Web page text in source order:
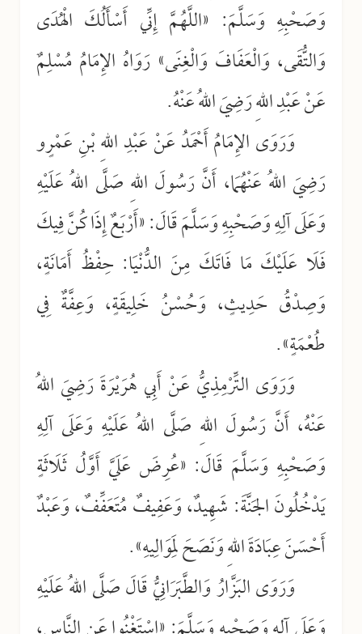
وَصَحْبِهِ وَسَلَّمَ: «اللَّهُمَّ إِنِّي أَسْأَلُكَ الْهُدَى
وَالتُّقَى، وَالْعَفَافَ وَالْغِنَى» رَوَاهُ الإِمَامُ مُسْلِمٌ
عَنْ عَبْدِ اللهِ رَضِيَ اللهُ عَنْهُ.
وَرَوَى الإِمَامُ أَحْمَدُ عَنْ عَبْدِ اللهِ بْنِ عَمْرٍو
رَضِيَ اللهُ عَنْهُمَا، أَنَّ رَسُولَ اللهِ صَلَّى اللهُ عَلَيْهِ
وَعَلَى آلِهِ وَصَحْبِهِ وَسَلَّمَ قَالَ: «أَرْبَعٌ إِذَا كُنَّ فِيكَ
فَلَا عَلَيْكَ مَا فَاتَكَ مِنَ الدُّنْيَا: حِفْظُ أَمَانَةٍ،
وَصِدْقُ حَدِيثٍ، وَحُسْنُ خَلِيقَةٍ، وَعِفَّةٌ فِي
طُعْمَةٍ».
وَرَوَى التِّرْمِذِيُّ عَنْ أَبِي هُرَيْرَةَ رَضِيَ اللهُ
عَنْهُ، أَنَّ رَسُولَ اللهِ صَلَّى اللهُ عَلَيْهِ وَعَلَى آلِهِ
وَصَحْبِهِ وَسَلَّمَ قَالَ: «عُرِضَ عَلَيَّ أَوَّلُ ثَلَاثَةٍ
يَدْخُلُونَ الجَنَّةَ: شَهِيدٌ، وَعَفِيفٌ مُتَعَفِّفٌ، وَعَبْدٌ
أَحْسَنَ عِبَادَةَ اللهِ وَنَصَحَ لِمَوَالِيهِ».
وَرَوَى البَزَّارُ وَالطَّبَرَانِيُّ قَالَ صَلَّى اللهُ عَلَيْهِ